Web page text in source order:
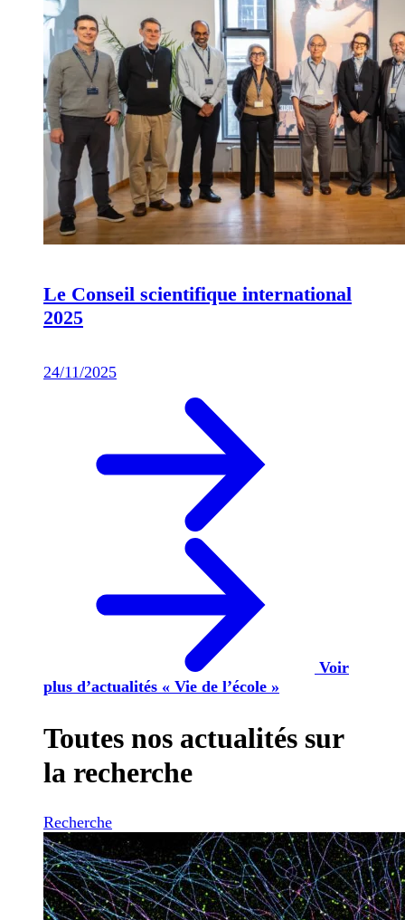
Le Conseil scientifique international
2025
24/11/2025
Voir
plus d’actualités « Vie de l’école »
Toutes nos actualités sur
la recherche
Recherche